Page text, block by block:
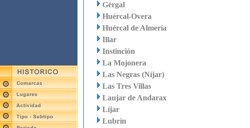
Gérgal
Huércal-Overa
Huércal de Almería
Illar
Instinción
La Mojonera
Las Negras (Níjar)
Las Tres Villas
Laujar de Andarax
Líjar
Lubrín